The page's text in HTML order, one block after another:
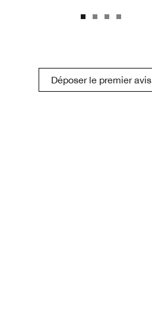
Déposer le premier avis